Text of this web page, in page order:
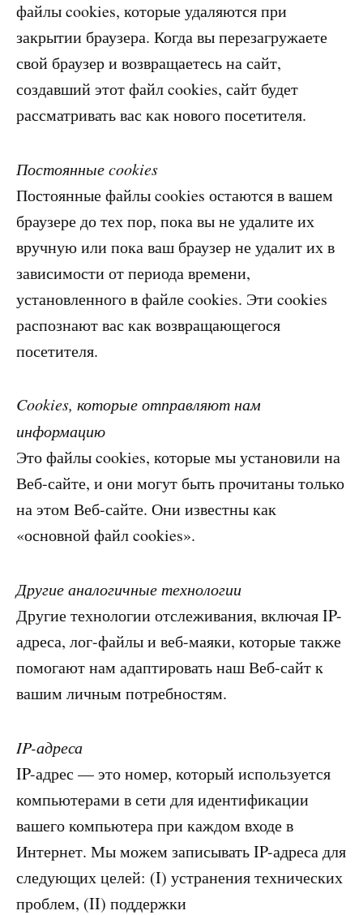
файлы cookies, которые удаляются при
закрытии браузера. Когда вы перезагружаете
свой браузер и возвращаетесь на сайт,
создавший этот файл cookies, сайт будет
рассматривать вас как нового посетителя.
Постоянные cookies
Постоянные файлы cookies остаются в вашем
браузере до тех пор, пока вы не удалите их
вручную или пока ваш браузер не удалит их в
зависимости от периода времени,
установленного в файле cookies. Эти cookies
распознают вас как возвращающегося
посетителя.
Cookies, которые отправляют нам
информацию
Это файлы cookies, которые мы установили на
Веб-сайте, и они могут быть прочитаны только
на этом Веб-сайте. Они известны как
«основной файл cookies».
Другие аналогичные технологии
Другие технологии отслеживания, включая IP-
адреса, лог-файлы и веб-маяки, которые также
помогают нам адаптировать наш Веб-сайт к
вашим личным потребностям.
IP-адреса
IP-адрес — это номер, который используется
компьютерами в сети для идентификации
вашего компьютера при каждом входе в
Интернет. Мы можем записывать IP-адреса для
следующих целей: (I) устранения технических
проблем, (II) поддержки